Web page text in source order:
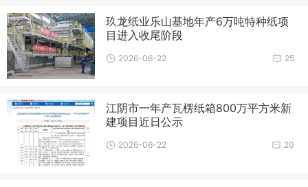
玖龙纸业乐山基地年产6万吨特种纸项
目进入收尾阶段
25
2026-06-22
江阴市一年产瓦楞纸箱800万平方米新
建项目近日公示
20
2026-06-22